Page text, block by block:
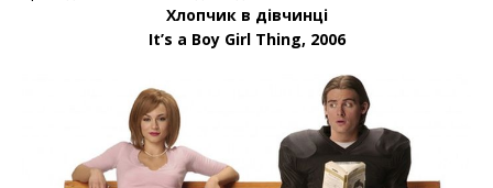
Хлопчик в дівчинці
It’s a Boy Girl Thing, 2006